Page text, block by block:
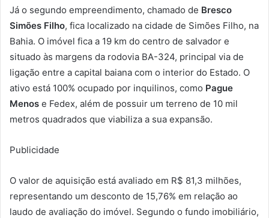
Já o segundo empreendimento, chamado de Bresco
Simões Filho, fica localizado na cidade de Simões Filho, na
Bahia. O imóvel fica a 19 km do centro de salvador e
situado às margens da rodovia BA-324, principal via de
ligação entre a capital baiana com o interior do Estado. O
ativo está 100% ocupado por inquilinos, como Pague
Menos e Fedex, além de possuir um terreno de 10 mil
metros quadrados que viabiliza a sua expansão.
Publicidade
O valor de aquisição está avaliado em R$ 81,3 milhões,
representando um desconto de 15,76% em relação ao
laudo de avaliação do imóvel. Segundo o fundo imobiliário,